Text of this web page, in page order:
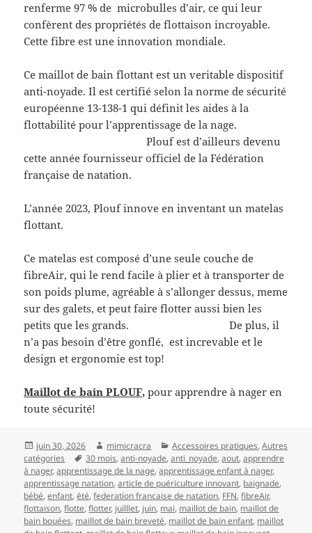
renferme 97 % de microbulles d’air, ce qui leur
confèrent des propriétés de flottaison incroyable.
Cette fibre est une innovation mondiale.
Ce maillot de bain flottant est un veritable dispositif
anti-noyade. Il est certifié selon la norme de sécurité
européenne 13-138-1 qui définit les aides à la
flottabilité pour l’apprentissage de la nage.
Plouf est d’ailleurs devenu
cette année fournisseur officiel de la Fédération
française de natation.
L’année 2023, Plouf innove en inventant un matelas
flottant.
Ce matelas est composé d’une seule couche de
fibreAir, qui le rend facile à plier et à transporter de
son poids plume, agréable à s’allonger dessus, meme
sur des galets, et peut faire flotter aussi bien les
petits que les grands. De plus, il
n’a pas besoin d’être gonflé, est increvable et le
design et ergonomie est top!
Maillot de bain PLOUF, pour apprendre à nager en
toute sécurité!
Publié
le
juin 30, 2026 Auteur
mimicracra Catégories
Accessoires pratiques,Autres
catégories
Mots-
clés
30 mois,anti-noyade,anti_noyade,aout,apprendre
à nager,apprentissage de la nage,apprentissage enfant à nager,
apprentissage natation,article de puériculture innovant, baignade,
bébé,enfant,été,federation francaise de natation, FFN,fibreAir,
flottaison,flotte,flotter, juilllet, juin, mai, maillot de bain, maillot de
bain bouées, maillot de bain breveté, maillot de bain enfant, maillot